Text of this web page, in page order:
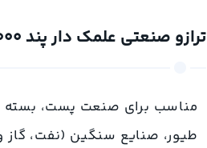
ترازو صنعتی علمک دار پند Px3000 با ظرفیت 30 کیلوگرم
مناسب برای صنعت پست، بسته
طیور، صنایع سنگین (نفت،